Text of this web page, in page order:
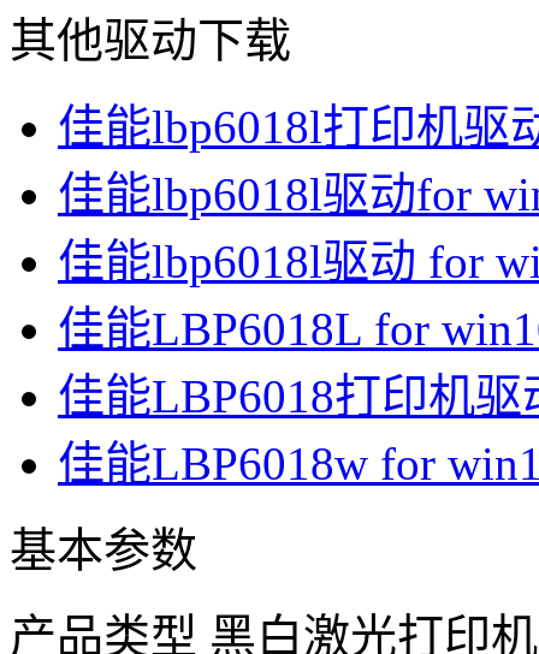
其他驱动下载
佳能lbp6018l打印机驱
佳能lbp6018l驱动for
佳能lbp6018l驱动 for
佳能LBP6018L for
佳能LBP6018打印机驱
佳能LBP6018w for
基本参数
产品类型 黑白激光打印机